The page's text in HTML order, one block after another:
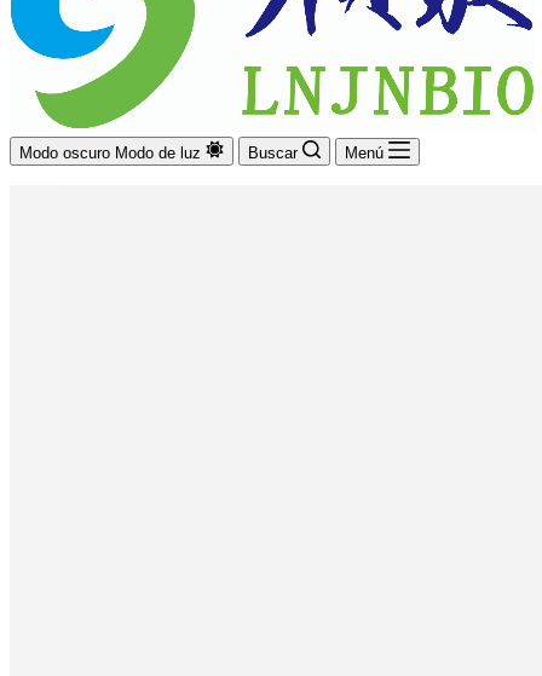
Modo oscuro Modo de luz Buscar Menú